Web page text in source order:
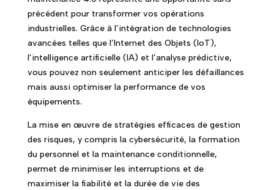
précédent pour transformer vos opérations
industrielles. Grâce à l’intégration de technologies
avancées telles que l’Internet des Objets (IoT),
l’intelligence artificielle (IA) et l’analyse prédictive,
vous pouvez non seulement anticiper les défaillances
mais aussi optimiser la performance de vos
équipements.
La mise en œuvre de stratégies efficaces de gestion
des risques, y compris la cybersécurité, la formation
du personnel et la maintenance conditionnelle,
permet de minimiser les interruptions et de
maximiser la fiabilité et la durée de vie des